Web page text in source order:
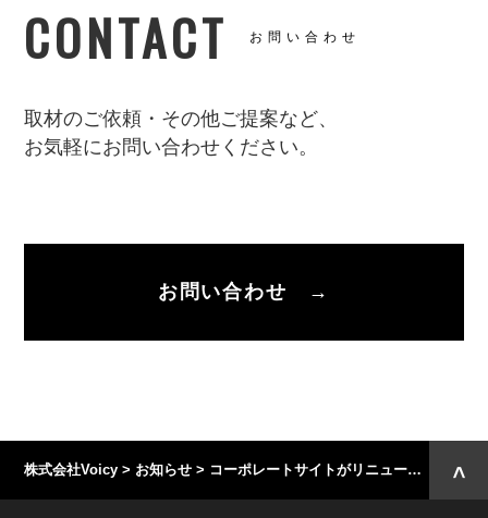
CONTACT お問い合わせ
取材のご依頼・その他ご提案など、
お気軽にお問い合わせください。
お問い合わせ →
株式会社Voicy > お知らせ > コーポレートサイトがリニューアルしました